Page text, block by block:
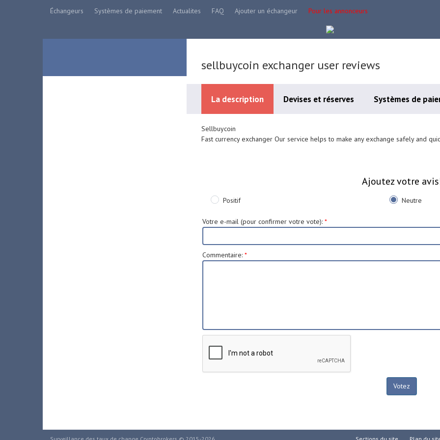
Échangeurs Systèmes de paiement Actualites FAQ Ajouter un échangeur Pour les annonceurs
sellbuycoin exchanger user reviews
La description Devises et réserves Systèmes de
Sellbuycoin
Fast currency exchanger Our service helps to make any exchange safely and
Ajoutez votre
Positif Neutre
Votre e-mail (pour confirmer votre vote): *
Commentaire: *